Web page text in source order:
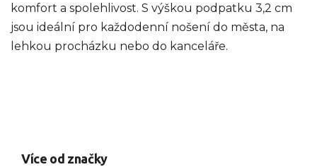
komfort a spolehlivost. S výškou podpatku 3,2 cm
jsou ideální pro každodenní nošení do města, na
lehkou procházku nebo do kanceláře.
Více od značky